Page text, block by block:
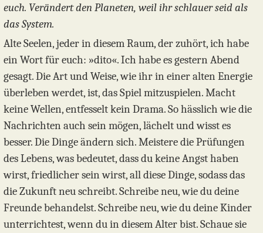
euch. Verändert den Planeten, weil ihr schlauer seid als
das System.
Alte Seelen, jeder in diesem Raum, der zuhört, ich habe
ein Wort für euch: »dito«. Ich habe es gestern Abend
gesagt. Die Art und Weise, wie ihr in einer alten Energie
überleben werdet, ist, das Spiel mitzuspielen. Macht
keine Wellen, entfesselt kein Drama. So hässlich wie die
Nachrichten auch sein mögen, lächelt und wisst es
besser. Die Dinge ändern sich. Meistere die Prüfungen
des Lebens, was bedeutet, dass du keine Angst haben
wirst, friedlicher sein wirst, all diese Dinge, sodass das
die Zukunft neu schreibt. Schreibe neu, wie du deine
Freunde behandelst. Schreibe neu, wie du deine Kinder
unterrichtest, wenn du in diesem Alter bist. Schaue sie